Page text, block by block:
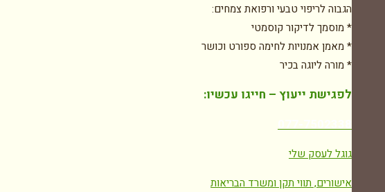
הגבוה לריפוי טבעי ורפואת צמחים:
* מוסמך לדיקור קוסמטי
* מאמן אמנויות לחימה ספורט וכושר
* מורה ליוגה בכיר
לפגישת ייעוץ – חייגו עכשיו:
גוגל לעסק שלי
אישורים, תווי תקן ומשרד הבריאות